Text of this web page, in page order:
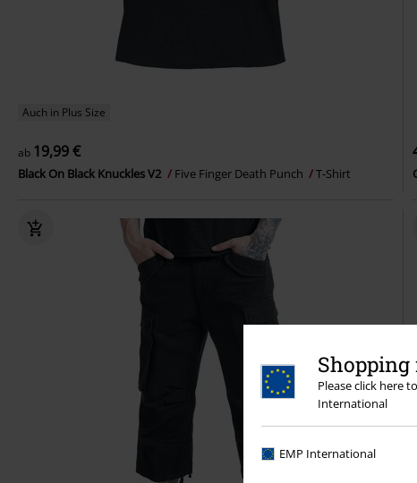
Please click here
International
EMP International
Auch in Plus Size
ab 19,99 €
Black On Black Knuckles V2 Five Finger Death Punch T-Shirt